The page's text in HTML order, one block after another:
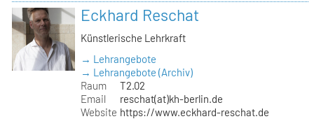
Eckhard Reschat
Künstlerische Lehrkraft
→ Lehrangebote
→ Lehrangebote (Archiv)
Raum
T2.02
Email
reschat(at)kh-berlin.de
Website https://www.eckhard-reschat.de